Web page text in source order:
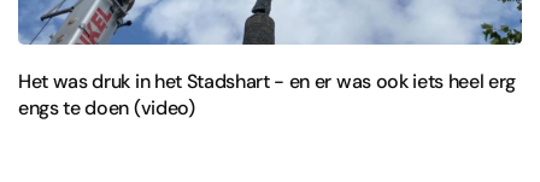
Het was druk in het Stadshart - en er was ook iets heel erg
engs te doen (video)